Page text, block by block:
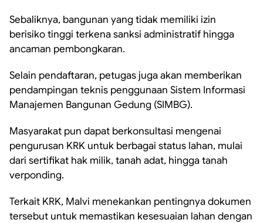
Sebaliknya, bangunan yang tidak memiliki izin
berisiko tinggi terkena sanksi administratif hingga
ancaman pembongkaran.
Selain pendaftaran, petugas juga akan memberikan
pendampingan teknis penggunaan Sistem Informasi
Manajemen Bangunan Gedung (SIMBG).
Masyarakat pun dapat berkonsultasi mengenai
pengurusan KRK untuk berbagai status lahan, mulai
dari sertifikat hak milik, tanah adat, hingga tanah
verponding.
Terkait KRK, Malvi menekankan pentingnya dokumen
tersebut untuk memastikan kesesuaian lahan dengan